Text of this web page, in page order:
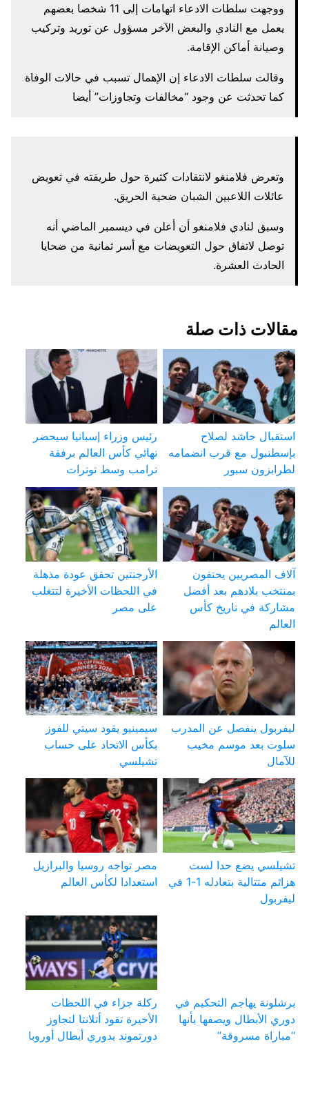
ووجهت سلطات الادعاء اتهامات إلى 11 شخصا بعضهم
يعمل مع النادي والبعض الآخر مسؤول عن توريد وتركيب
وصيانة أماكن الإقامة.
وقالت سلطات الادعاء إن الإهمال تسبب في حالات الوفاة
كما تحدثت عن وجود “مخالفات وتجاوزات” أيضا
وتعرض فلامنغو لانتقادات كثيرة حول طريقته في تعويض
عائلات اللاعبين الشبان ضحية الحريق.
وسبق لنادي فلامنغو أن أعلن في ديسمبر الماضي أنه
توصل لاتفاق حول التعويضات مع أسر ثمانية من ضحايا
الحادث العشرة.
مقالات ذات صلة
استقبال حاشد لصلاح
بإسطنبول مع قرب انضمامه
لطرابزون سبور
رئيس وزراء إسبانيا سيحضر
نهائي كأس العالم برفقة
ترامب وسط توترات
آلاف المصريين يحتفون
بمنتخب بلادهم بعد أفضل
مشاركة في تاريخ كأس
العالم
الأرجنتين تحقق عودة مذهلة
في اللحظات الأخيرة لتتغلب
على مصر
ليفربول ينفصل عن المدرب
سلوت بعد موسم مخيب
للآمال
سيمينيو يقود سيتي للفوز
بكأس الاتحاد على حساب
تشيلسي
تشيلسي يضع حدا لست
هزائم متتالية بتعادله 1-1 في
ليفربول
مصر تواجه روسيا والبرازيل
استعدادا لكأس العالم
برشلونة يهاجم التحكيم في
دوري الأبطال ويصفها بأنها
“مباراة مسروقة”
ركلة جزاء في اللحظات
الأخيرة تقود أتلانتا لتجاوز
دورتموند بدوري أبطال أوروبا